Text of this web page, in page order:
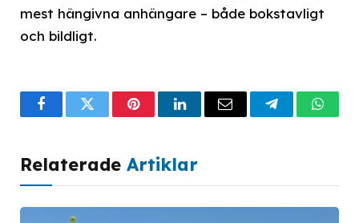
mest hängivna anhängare – både bokstavligt
och bildligt.
FacebookTwitterPinterestLinkedInEmail Telegram
Relaterade Artiklar